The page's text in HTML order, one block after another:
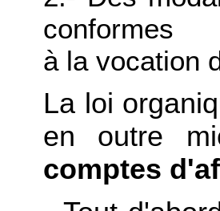
conformes
à la vocation
La loi
en outre
comptes